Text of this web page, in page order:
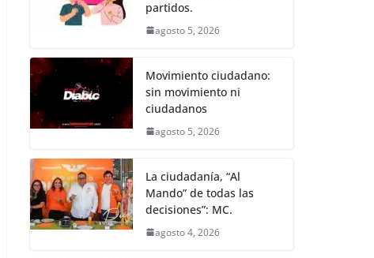
partidos.
agosto 5, 2026
Movimiento ciudadano:
sin movimiento ni
ciudadanos
agosto 5, 2026
La ciudadanía, “Al
Mando” de todas las
decisiones”: MC.
agosto 4, 2026